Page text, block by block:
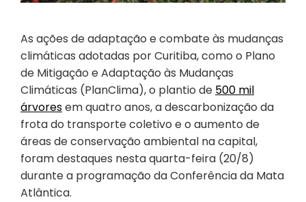
As ações de adaptação e combate às mudanças
climáticas adotadas por Curitiba, como o Plano
de Mitigação e Adaptação às Mudanças
Climáticas (PlanClima), o plantio de 500 mil
árvoresem quatro anos, a descarbonização da
frota do transporte coletivo e o aumento de
áreas de conservação ambiental na capital,
foram destaques nesta quarta-feira (20/8)
durante a programação da Conferência da Mata
Atlântica.